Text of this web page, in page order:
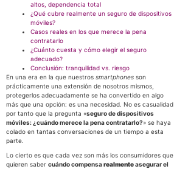
altos, dependencia total
¿Qué cubre realmente un seguro de dispositivos
móviles?
Casos reales en los que merece la pena
contratarlo
¿Cuánto cuesta y cómo elegir el seguro
adecuado?
Conclusión: tranquilidad vs. riesgo
En una era en la que nuestros smartphones son
prácticamente una extensión de nosotros mismos,
protegerlos adecuadamente se ha convertido en algo
más que una opción: es una necesidad. No es casualidad
por tanto que la pregunta «seguro de dispositivos
móviles: ¿cuándo merece la pena contratarlo?» se haya
colado en tantas conversaciones de un tiempo a esta
parte.
Lo cierto es que cada vez son más los consumidores que
quieren saber cuándo compensarealmenteasegurar el